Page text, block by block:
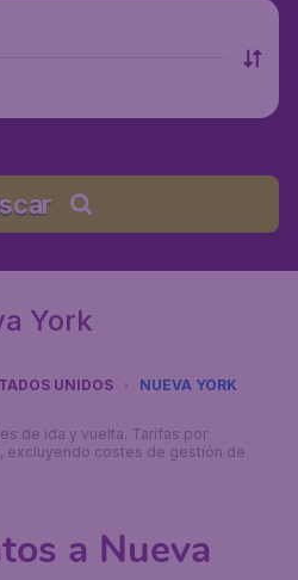
York
UNIDOS NUEVA YORK
de ida y vuelta. Tarifas por
excluyendo costes de gestión de
a Nueva